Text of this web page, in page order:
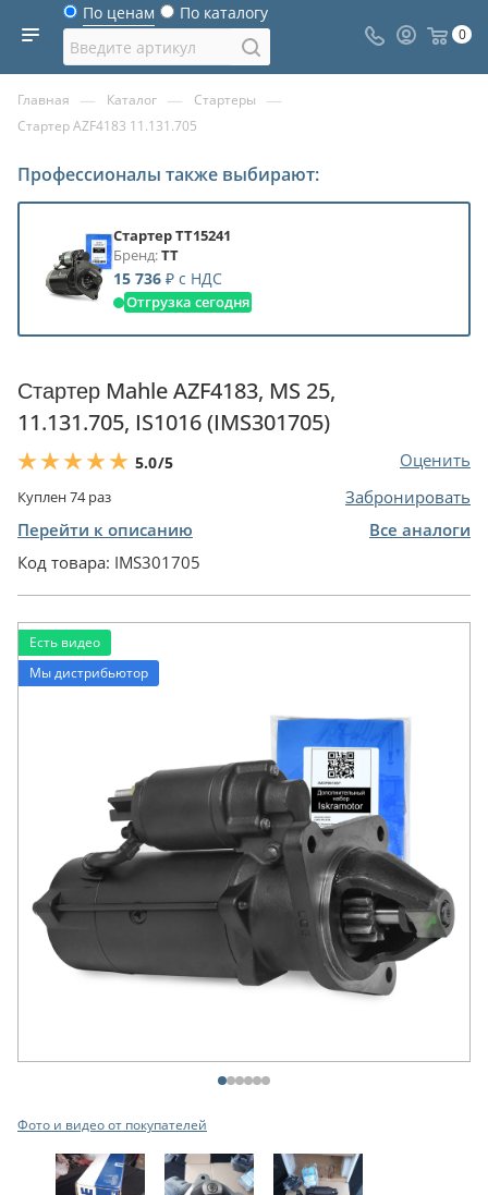
По ценам По каталогу
0
Главная — Каталог — Стартеры —
Стартер AZF4183 11.131.705
Профессионалы также выбирают:
Стартер TT15241
Бренд:TT
15 736 ₽ с НДС
Отгрузка сегодня
Стартер Mahle AZF4183, MS 25,
11.131.705, IS1016 (IMS301705)
5.0/5 Оценить
Куплен74раз
Забронировать
Перейти к описанию
Все аналоги
Код товара: IMS301705
Есть видео
Мы дистрибьютор
Фото и видео от покупателей